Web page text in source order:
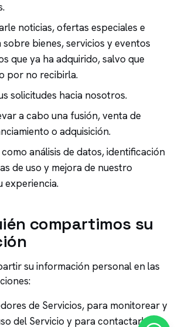
noticias, ofertas especiales e
bienes, servicios y eventos
que ya ha adquirido, salvo que
por no recibirla.
solicitudes hacia nosotros.
a cabo una fusión, venta de
o adquisición.
análisis de datos, identificación
de uso y mejora de nuestro
experiencia.
compartimos su
su información personal en las
de Servicios, para monitorear y
del Servicio y para contactarlo.